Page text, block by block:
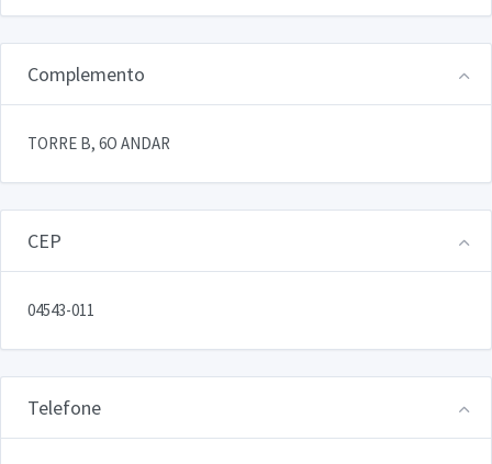
Complemento
TORRE B, 6O ANDAR
CEP
04543-011
Telefone